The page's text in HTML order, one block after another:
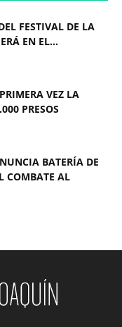
FESTIVAL DE LA
EN EL...
VEZ LA
PRESOS
BATERÍA DE
COMBATE AL